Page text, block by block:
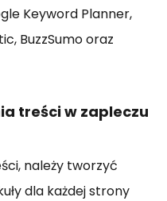
Keyword Planner,
BuzzSumo oraz
treści w zapleczu
należy tworzyć
dla każdej strony